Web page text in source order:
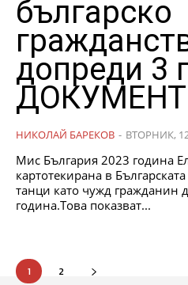
българско
допреди 3
ДОКУМЕНТ
НИКОЛАЙ БАРЕКОВ - ВТОРНИК,
Мис България 2023 година
картотекирана в
танци като чужд гражданин
година.Това показват...
1 2